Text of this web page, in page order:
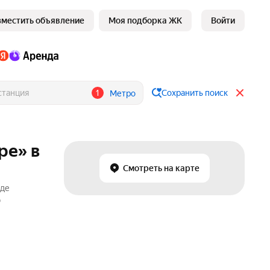
объявление Моя подборка ЖК Войти
1 Метро Сохранить поиск
Смотреть на карте
в